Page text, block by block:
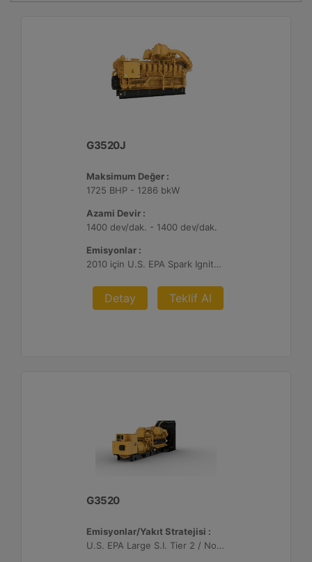
G3520J
Maksimum Değer :
1725 BHP - 1286 bkW
Azami Devir :
1400 dev/dak. - 1400 dev/dak.
Emisyonlar :
2010 için U.S. EPA Spark Ignited Stationary NSPS emisyonlar
Detay Teklif Al
G3520
Emisyonlar/Yakıt Stratejisi :
U.S. EPA Large S.I. Tier 2 / Non-Road Mobile Sertifikalı